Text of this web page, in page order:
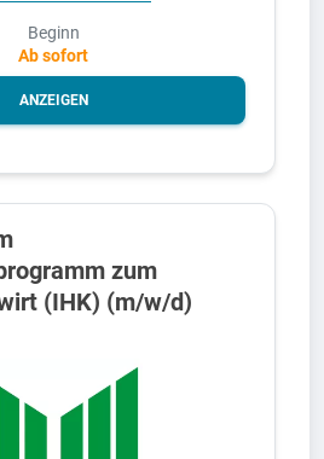
Beginn
Ab sofort
ANZEIGEN
zum
(IHK) (m/w/d)